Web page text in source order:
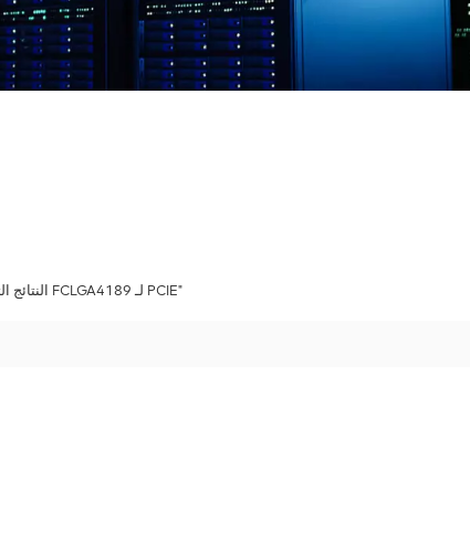
1 النتائج التي تم العثور عليها ل "2.0 جيجاهرتز FCLGA4189 لـ PCIE"